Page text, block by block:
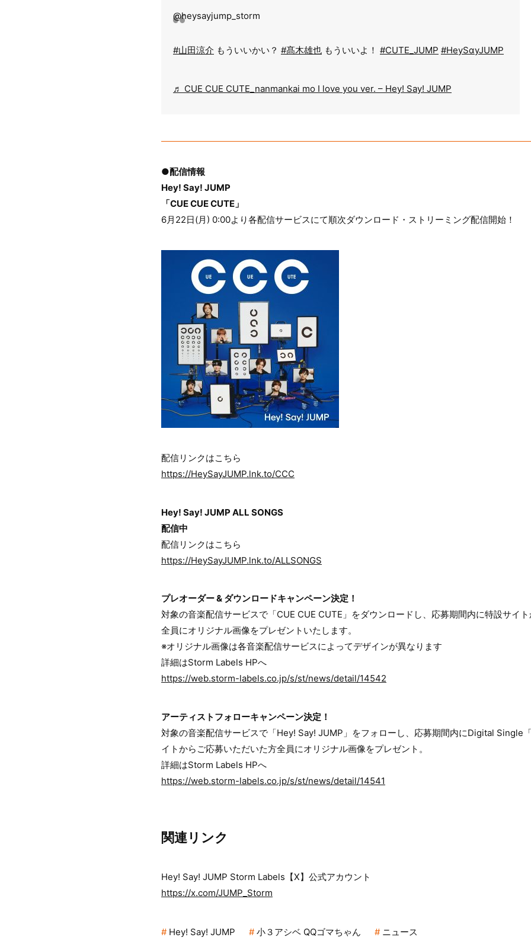
@heysayjump_storm
#山田涼介 もういいかい？ #髙木雄也 もういいよ！ #CUTE_JUMP #HeySɑyJUMP
♬ CUE CUE CUTE_nanmankai mo I love you ver. – Hey! Say! JUMP
●配信情報
Hey! Say! JUMP
「CUE CUE CUTE」
6月22日(月) 0:00より各配信サービスにて順次ダウンロード・ストリーミング配信開始！
配信リンクはこちら
https://HeySayJUMP.lnk.to/CCC
Hey! Say! JUMP ALL SONGS
配信中
配信リンクはこちら
https://HeySayJUMP.lnk.to/ALLSONGS
プレオーダー & ダウンロードキャンペーン決定！
対象の⾳楽配信サービスで「CUE CUE CUTE」をダウンロードし、応募期間内に特設サイ
全員にオリジナル画像をプレゼントいたします。
※オリジナル画像は各⾳楽配信サービスによってデザインが異なります
詳細はStorm Labels HPへ
https://web.storm-labels.co.jp/s/st/news/detail/14542
アーティストフォローキャンペーン決定！
対象の⾳楽配信サービスで「Hey! Say! JUMP」をフォローし、応募期間内にDigital Single
イトからご応募いただいた⽅全員にオリジナル画像をプレゼント。
詳細はStorm Labels HPへ
https://web.storm-labels.co.jp/s/st/news/detail/14541
関連リンク
Hey! Say! JUMP Storm Labels【X】公式アカウント
https://x.com/JUMP_Storm
Hey! Say! JUMP 小３アシベ QQゴマちゃん ニュース